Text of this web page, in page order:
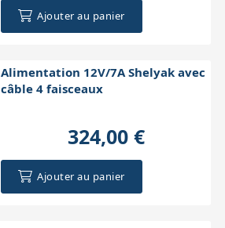
Ajouter au panier
Alimentation 12V/7A Shelyak avec
câble 4 faisceaux
324,00 €
Ajouter au panier